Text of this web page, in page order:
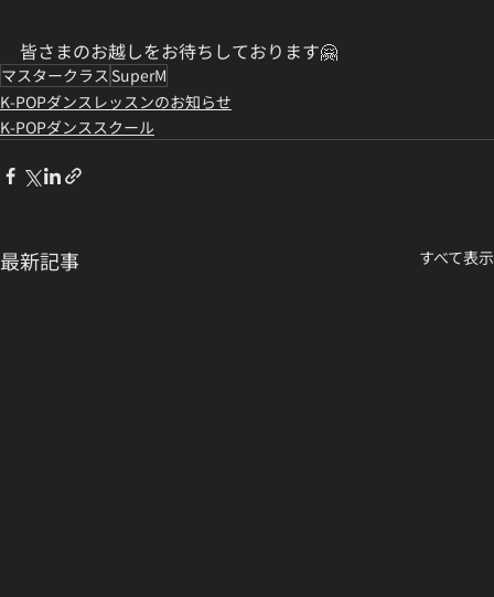
皆さまのお越しをお待ちしております🤗
マスタークラス SuperM
K-POPダンスレッスンのお知らせ
K-POPダンススクール
最新記事 すべて表示